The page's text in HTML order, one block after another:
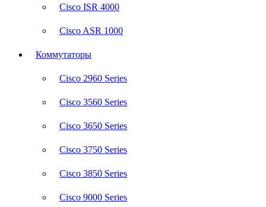
Cisco ISR 4000
Cisco ASR 1000
Коммутаторы
Cisco 2960 Series
Cisco 3560 Series
Cisco 3650 Series
Cisco 3750 Series
Cisco 3850 Series
Cisco 9000 Series